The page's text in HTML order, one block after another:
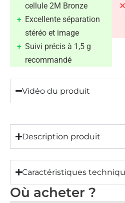
cellule 2M Bronze
Excellente séparation
stéréo et image
Suivi précis à 1,5 g
recommandé
Vidéo du produit
Description produit
Caractéristiques
Où acheter ?